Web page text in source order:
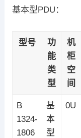
基本型PDU：
型号
功
能
类
型
机
柜
空
间
B
1324-
1806
基
本
型
0U